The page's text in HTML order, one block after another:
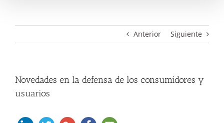
Anterior Siguiente
Novedades en la defensa de los consumidores y
usuarios